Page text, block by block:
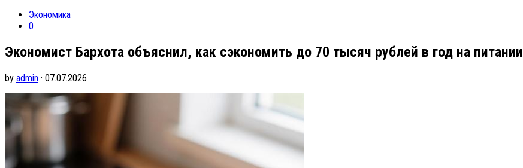
Экономика
0
Экономист Бархота объяснил, как сэкономить до 70 тысяч рублей в год на питании
by admin · 07.07.2026